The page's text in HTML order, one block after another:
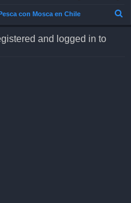
con Mosca en Chile
and logged in to